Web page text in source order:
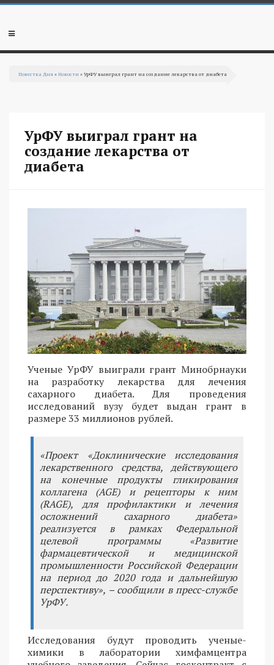
Перейти к основному содержанию
Мобильное
Повестка Дня »Новости » УрФУ выиграл грант на создание лекарства от диабета
УрФУ выиграл грант на
создание лекарства от
диабета
Ученые УрФУ выиграли грант Минобрнауки
на разработку лекарства для лечения
сахарного диабета. Для проведения
исследований вузу будет выдан грант в
размере 33 миллионов рублей.
«Проект «Доклинические исследования
лекарственного средства, действующего
на конечные продукты гликирования
коллагена (AGE) и рецепторы к ним
(RAGE), для профилактики и лечения
осложнений сахарного диабета»
реализуется в рамках Федеральной
целевой программы «Развитие
фармацевтической и медицинской
промышленности Российской Федерации
на период до 2020 года и дальнейшую
перспективу», – сообщили в пресс-службе
УрФУ.
Исследования будут проводить ученые-
химики в лаборатории химфамцентра